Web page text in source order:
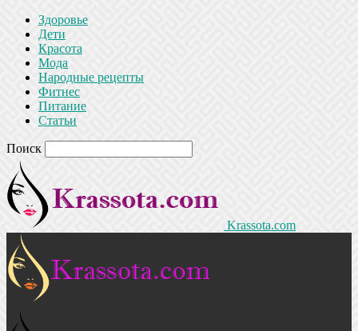
Здоровье
Дети
Красота
Мода
Народные рецепты
Фитнес
Питание
Статьи
Поиск
Krassota.com